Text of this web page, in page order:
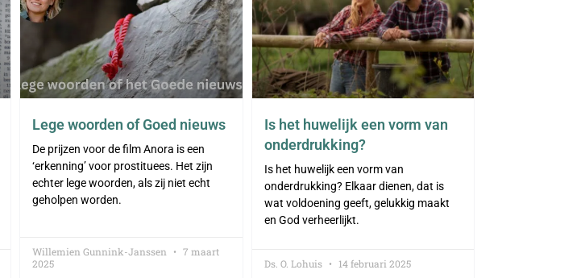
Lege woorden of Goed nieuws
De prijzen voor de film Anora is een
‘erkenning’ voor prostituees. Het zijn
echter lege woorden, als zij niet echt
geholpen worden.
Willemien Gunnink-Janssen
7 maart
2025
Is het huwelijk een vorm van
onderdrukking?
Is het huwelijk een vorm van
onderdrukking? Elkaar dienen, dat is
wat voldoening geeft, gelukkig maakt
en God verheerlijkt.
Ds. O. Lohuis 14 februari 2025